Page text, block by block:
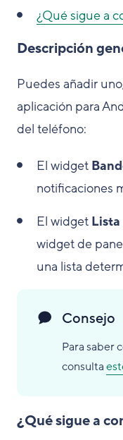
¿Qué sigue a
Descripción
Puedes añadir
aplicación para
del teléfono:
El widget
notificaciones
El widget Lista
widget de
una lista
Consejo
Para saber
consulta
¿Qué sigue a